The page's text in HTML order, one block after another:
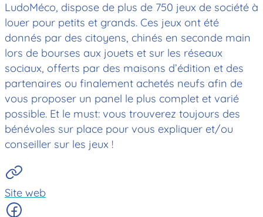
LudoMéco, dispose de plus de 750 jeux de société à
louer pour petits et grands. Ces jeux ont été
donnés par des citoyens, chinés en seconde main
lors de bourses aux jouets et sur les réseaux
sociaux, offerts par des maisons d’édition et des
partenaires ou finalement achetés neufs afin de
vous proposer un panel le plus complet et varié
possible. Et le must: vous trouverez toujours des
bénévoles sur place pour vous expliquer et/ou
conseiller sur les jeux !
Site web